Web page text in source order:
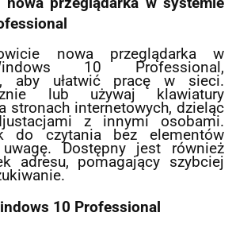
nowa przeglądarka w
10 Professional,
aby ułatwić pracę w sieci.
lub używaj klawiatury
stronach internetowych, dzieląc
z innymi osobami.
do czytania bez elementów
uwagę. Dostępny jest również
adresu, pomagający szybciej
10 Professional